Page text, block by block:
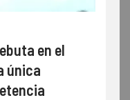
en el
única